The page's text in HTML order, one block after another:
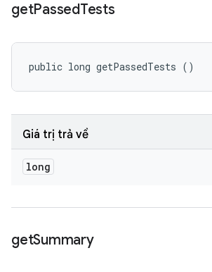
getPassedTests
public long getPassedTests ()
Giá trị trả về
long
getSummary